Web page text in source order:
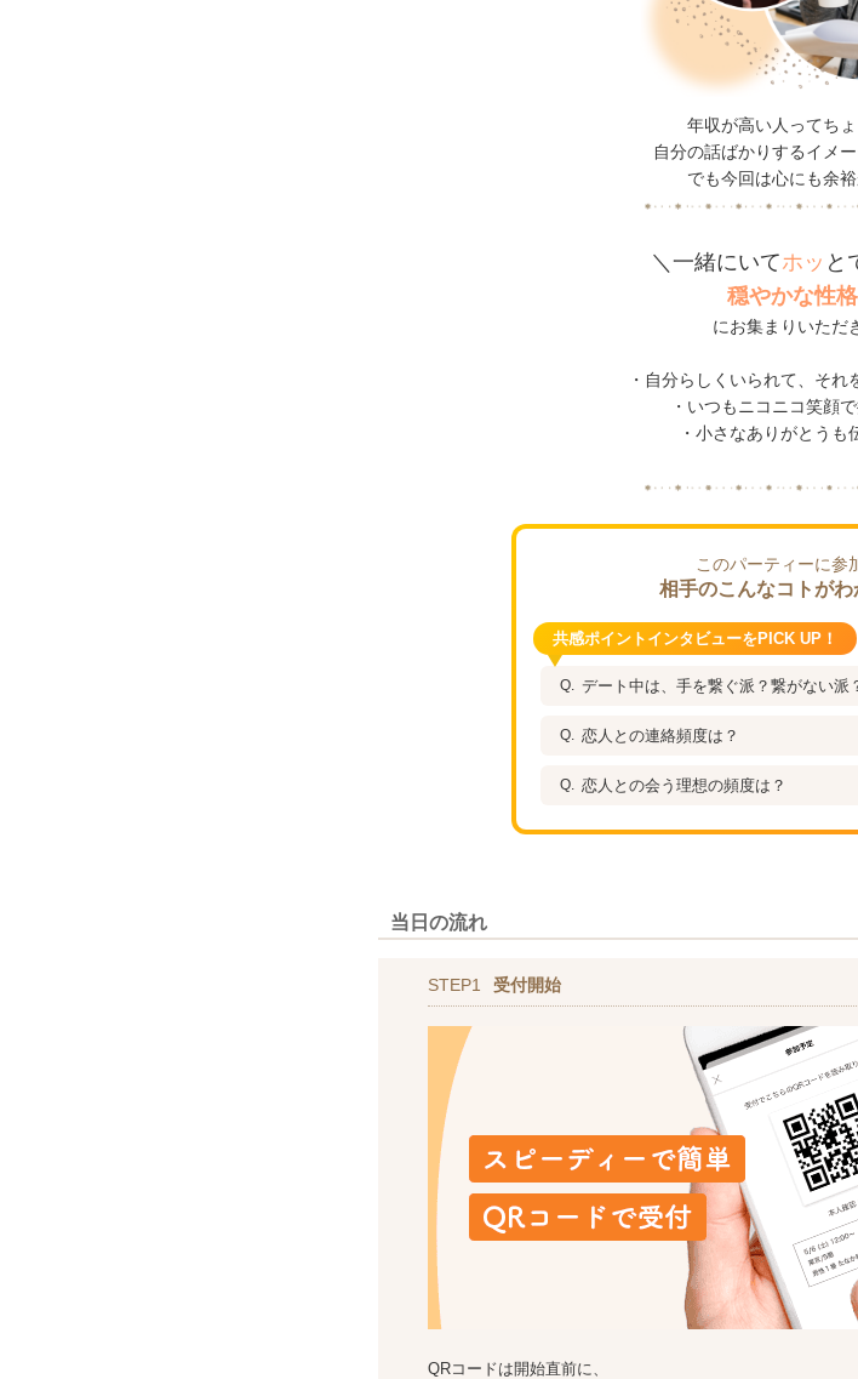
年収が高い人ってち
自分の話ばかりするイメ
でも今回は心にも余
＼一緒にいてホッ と
穏やかな性
にお集まりいただ
・自分らしくいられて、それ
・いつもニコニコ笑顔
・小さなありがとうも
このパーティーに参
相手のこんなコトがわ
共感ポイントインタビューをPICK UP！
デート中は、手を繋ぐ派？繋がない派
恋人との連絡頻度は？
恋人との会う理想の頻度は？
当日の流れ
STEP1 受付開始
QRコードは開始直前に、